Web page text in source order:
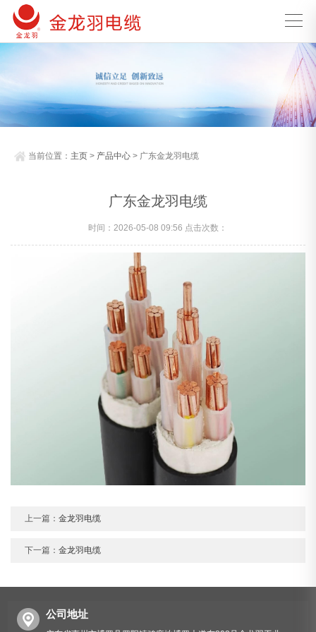
当前位置： 主页 > 产品中心 > 广东金龙羽电缆
广东金龙羽电缆
时间：2026-05-08 09:56 点击次数：
上一篇：金龙羽电缆
下一篇：金龙羽电缆
公司地址